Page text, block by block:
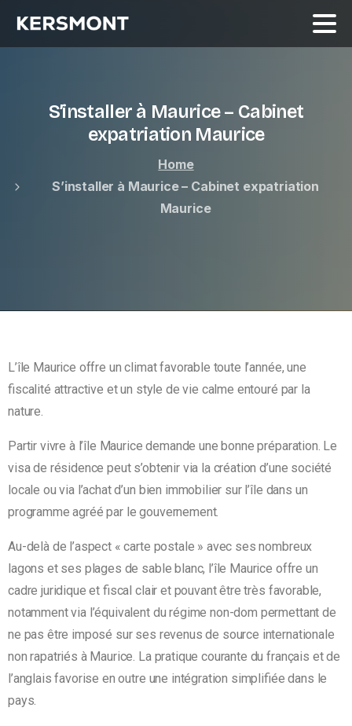
S’installer à Maurice – Cabinet
expatriation Maurice
Home
S’installer à Maurice – Cabinet expatriation
Maurice
L’île Maurice offre un climat favorable toute l’année, une
fiscalité attractive et un style de vie calme entouré par la
nature.
Partir vivre à l’île Maurice demande une bonne préparation. Le
visa de résidence peut s’obtenir via la création d’une société
locale ou via l’achat d’un bien immobilier sur l’île dans un
programme agréé par le gouvernement.
Au-delà de l’aspect « carte postale » avec ses nombreux
lagons et ses plages de sable blanc, l’île Maurice offre un
cadre juridique et fiscal clair et pouvant être très favorable,
notamment via l’équivalent du régime non-dom permettant de
ne pas être imposé sur ses revenus de source internationale
non rapatriés à Maurice. La pratique courante du français et de
l’anglais favorise en outre une intégration simplifiée dans le
pays.